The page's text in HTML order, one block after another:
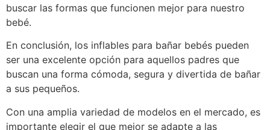
buscar las formas que funcionen mejor para nuestro
bebé.
En conclusión, los inflables para bañar bebés pueden
ser una excelente opción para aquellos padres que
buscan una forma cómoda, segura y divertida de bañar
a sus pequeños.
Con una amplia variedad de modelos en el mercado, es
importante elegir el que mejor se adapte a las